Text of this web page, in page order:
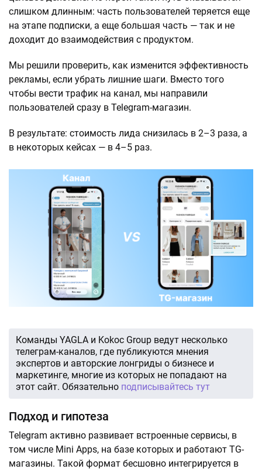
слишком длинным: часть пользователей теряется еще
на этапе подписки, а еще большая часть — так и не
доходит до взаимодействия с продуктом.
Мы решили проверить, как изменится эффективность
рекламы, если убрать лишние шаги. Вместо того
чтобы вести трафик на канал, мы направили
пользователей сразу в Telegram-магазин.
В результате: стоимость лида снизилась в 2–3 раза, а
в некоторых кейсах — в 4–5 раз.
Команды YAGLA и Kokoc Group ведут несколько
телеграм-каналов, где публикуются мнения
экспертов и авторские лонгриды о бизнесе и
маркетинге, многие из которых не попадают на
этот сайт. Обязательно подписывайтесь тут
Подход и гипотеза
Telegram активно развивает встроенные сервисы, в
том числе Mini Apps, на базе которых и работают TG-
магазины. Такой формат бесшовно интегрируется в